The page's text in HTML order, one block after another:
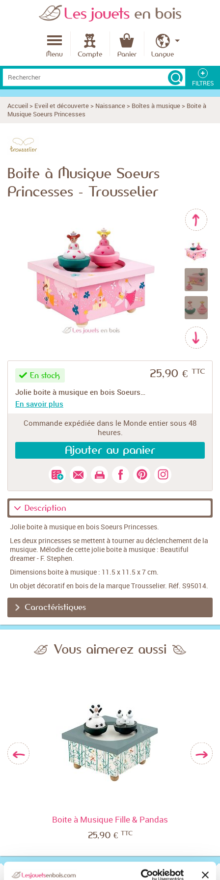
Menu Compte Panier Langue
FILTRES
L'âge
Le budget
Meilleures notes produits
Fabriqué en France
Rechercher
Réinitialiser
Accueil > Eveil et découverte > Naissance > Boîtes à musique > Boite à
Musique Soeurs Princesses
Boite à Musique Soeurs
Princesses - Trousselier
25,90 € TTC
En stock
Jolie boite à musique en bois Soeurs…
En savoir plus
Commande expédiée dans le Monde entier sous 48
heures.
Ajouter au panier
Description
Jolie boite à musique en bois Soeurs Princesses.
Les deux princesses se mettent à tourner au déclenchement de la
musique. Mélodie de cette jolie boite à musique : Beautiful
dreamer - F. Stephen.
Dimensions boite à musique : 11.5 x 11.5 x 7 cm.
Un objet décoratif en bois de la marque Trousselier. Réf. S95014.
Caractéristiques
Vous aimerez aussi
Boite à Musique Fille & Pandas
25,90 € TTC